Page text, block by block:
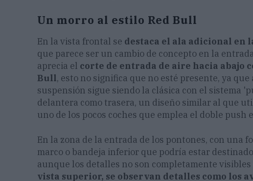
Un morro al estilo Red Bull
En la vista frontal se destaca el ala adicional en
que parece ser un cambio de concepto en la
aprecia el corte de entrada de aire hacia abajo
Bull, esto no significa que no esté presente, ya
suspensión sigue siendo la clásica con el sistema
delantera como trasera, un diseño similar al que
uno de los pocos coches que emplea el doble push
En la zona de la entrada de los pontones, con una
marco o bandeja inferior que podría estar
aunque los detalles no son completamente
vista superior, se observan detalles como los